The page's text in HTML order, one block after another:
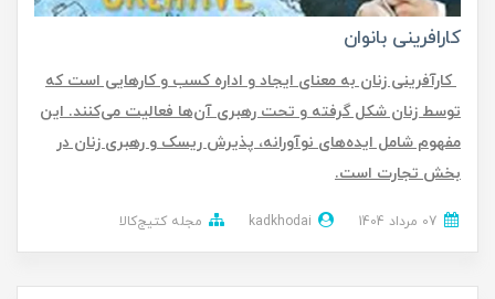
کارافرینی بانوان
کارآفرینی زنان به معنای ایجاد و اداره کسب و کارهایی است که
توسط زنان شکل گرفته و تحت رهبری آن‌ها فعالیت می‌کنند. این
مفهوم شامل ایده‌های نوآورانه، پذیرش ریسک و رهبری زنان در
بخش تجارت است.
kadkhodai مجله کتیج‌کالا